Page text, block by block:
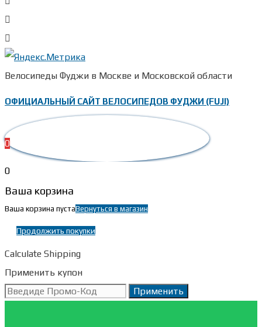
Велосипеды Фуджи в Москве и Московской области
ОФИЦИАЛЬНЫЙ САЙТ ВЕЛОСИПЕДОВ ФУДЖИ (FUJI)
0
0
Ваша корзина
Ваша корзина пустаВернуться в магазин
Продолжить покупки
Calculate Shipping
Применить купон
Применить